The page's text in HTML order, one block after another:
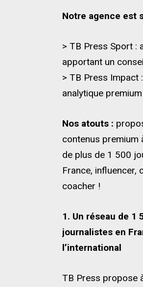
Notre agence est
> TB Press Sport :
apportant un
> TB Press Impact
analytique
Nos atouts :
contenus premium
de plus de 1 500
France, influencer,
coacher !
1. Un réseau de 1
journalistes en
l’international
TB Press propose